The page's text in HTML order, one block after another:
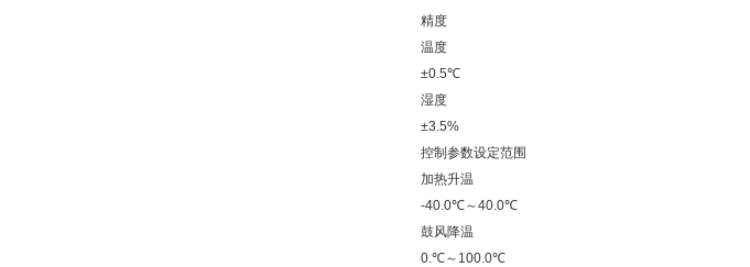
精度
温度
±0.5℃
湿度
±3.5%
控制参数设定范围
加热升温
-40.0℃～40.0℃
鼓风降温
0.℃～100.0℃